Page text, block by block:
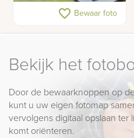
Kindergrafmonument
favorite_border Bewaar foto
Bekijk het
Door de bewaarknoppen op
kunt u uw eigen fotomap
vervolgens digitaal opslaan ter
komt oriënteren.